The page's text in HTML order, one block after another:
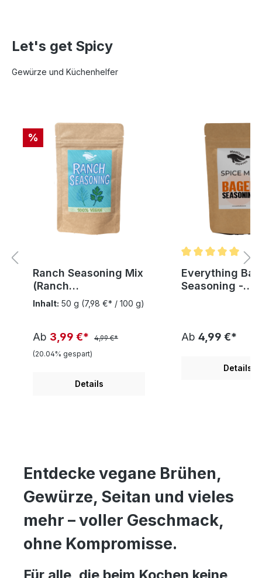
Let's get Spicy
Gewürze und Küchenhelfer
%
Ranch Seasoning Mix
(Ranch
Gewürzmischung)
Inhalt: 50 g (7,98 €* / 100 g)
Ab 3,99 €*
4,99 €*
(20.04% gespart)
Details
Durchschnittliche
Everything
Seasoning -
Ab 4,99 €*
Details
Entdecke vegane Brühen,
Gewürze, Seitan und vieles
mehr – voller Geschmack,
ohne Kompromisse.